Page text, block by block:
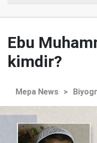
Ebu
kimdir?
Mepa News >